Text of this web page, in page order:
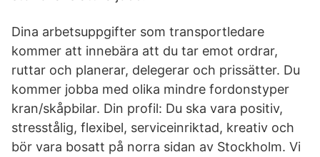
Dina arbetsuppgifter som transportledare
kommer att innebära att du tar emot ordrar,
ruttar och planerar, delegerar och prissätter. Du
kommer jobba med olika mindre fordonstyper
kran/skåpbilar. Din profil: Du ska vara positiv,
stresstålig, flexibel, serviceinriktad, kreativ och
bör vara bosatt på norra sidan av Stockholm. Vi